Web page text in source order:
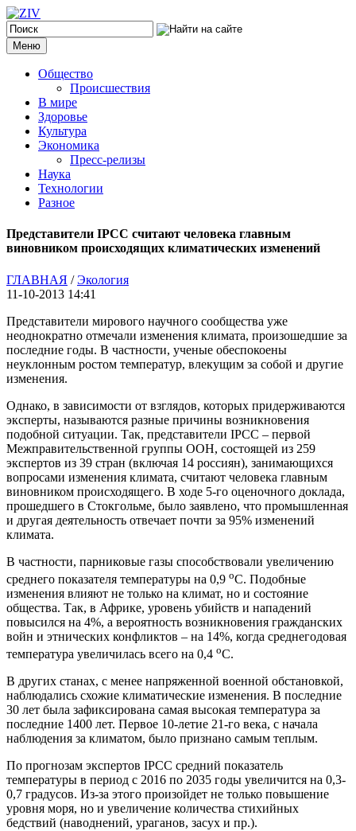
Меню
Общество
Происшествия
В мире
Здоровье
Культура
Экономика
Пресс-релизы
Наука
Технологии
Разное
Представители IPCC считают человека главным
виновником происходящих климатических изменений
ГЛАВНАЯ /Экология
11-10-2013 14:41
Представители мирового научного сообщества уже
неоднократно отмечали изменения климата, произошедшие за
последние годы. В частности, ученые обеспокоены
неуклонным ростом температур, влекущим за собой и другие
изменения.
Однако, в зависимости от взглядов, которых придерживаются
эксперты, называются разные причины возникновения
подобной ситуации. Так, представители IPCC – первой
Межправительственной группы ООН, состоящей из 259
экспертов из 39 стран (включая 14 россиян), занимающихся
вопросами изменения климата, считают человека главным
виновником происходящего. В ходе 5-го оценочного доклада,
прошедшего в Стокгольме, было заявлено, что промышленная
и другая деятельность отвечает почти за 95% изменений
климата.
В частности, парниковые газы способствовали увеличению
среднего показателя температуры на 0,9 оС. Подобные
изменения влияют не только на климат, но и состояние
общества. Так, в Африке, уровень убийств и нападений
повысился на 4%, а вероятность возникновения гражданских
войн и этнических конфликтов – на 14%, когда среднегодовая
температура увеличилась всего на 0,4 оС.
В других станах, с менее напряженной военной обстановкой,
наблюдались схожие климатические изменения. В последние
30 лет была зафиксирована самая высокая температура за
последние 1400 лет. Первое 10-летие 21-го века, с начала
наблюдения за климатом, было признано самым теплым.
По прогнозам экспертов IPCC средний показатель
температуры в период с 2016 по 2035 годы увеличится на 0,3-
0,7 градусов. Из-за этого произойдет не только повышение
уровня моря, но и увеличение количества стихийных
бедствий (наводнений, ураганов, засух и пр.).